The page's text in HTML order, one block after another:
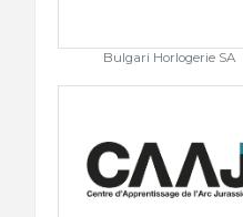
Bulgari Horlogerie SA